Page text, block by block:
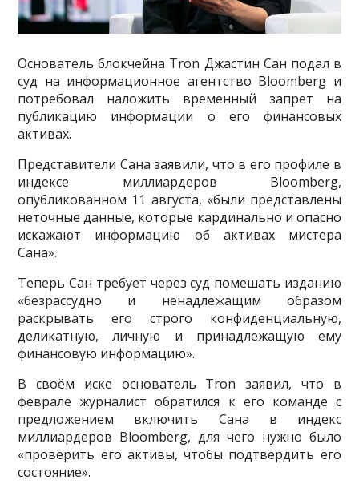
Основатель блокчейна Tron Джастин Сан подал в
суд на информационное агентство Bloomberg и
потребовал наложить временный запрет на
публикацию информации о его финансовых
активах.
Представители Сана заявили, что в его профиле в
индексе миллиардеров Bloomberg,
опубликованном 11 августа, «были представлены
неточные данные, которые кардинально и опасно
искажают информацию об активах мистера
Сана».
Теперь Сан требует через суд помешать изданию
«безрассудно и ненадлежащим образом
раскрывать его строго конфиденциальную,
деликатную, личную и принадлежащую ему
финансовую информацию».
В своём иске основатель Tron заявил, что в
феврале журналист обратился к его команде с
предложением включить Сана в индекс
миллиардеров Bloomberg, для чего нужно было
«проверить его активы, чтобы подтвердить его
состояние».